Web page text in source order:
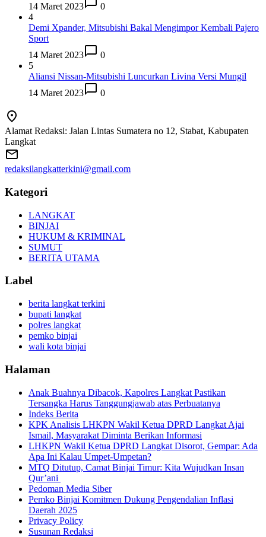
14 Maret 2023
0
4
Demi Xpander, Mitsubishi Bakal Mengimpor Kembali Pajero
Sport
14 Maret 2023
0
5
Aliansi Nissan-Mitsubishi Luncurkan Livina Versi Mungil
14 Maret 2023
0
Alamat Redaksi: Jalan Lintas Sumatera no 12, Stabat, Kabupaten
Langkat
redaksilangkatterkini@gmail.com
Kategori
LANGKAT
BINJAI
HUKUM & KRIMINAL
SUMUT
BERITA UTAMA
Label
berita langkat terkini
bupati langkat
polres langkat
pemko binjai
wali kota binjai
Halaman
Anak Buahnya Dibacok, Kapolres Langkat Pastikan
Tersangka Harus Tanggungjawab atas Perbuatanya
Indeks Berita
KPK Analisis LHKPN Wakil Ketua DPRD Langkat Ajai
Ismail, Masyarakat Diminta Berikan Informasi
LHKPN Wakil Ketua DPRD Langkat Disorot, Gempar: Ada
Apa Ini Kalau Umpet-Umpetan?
MTQ Ditutup, Camat Binjai Timur: Kita Wujudkan Insan
Qur’ani
Pedoman Media Siber
Pemko Binjai Komitmen Dukung Pengendalian Inflasi
Daerah 2025
Privacy Policy
Susunan Redaksi